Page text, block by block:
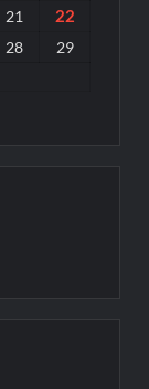
21 22
28
29